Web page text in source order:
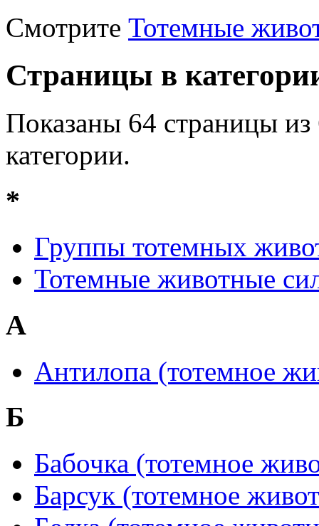
Смотрите Тотемные
Страницы в
Показаны 64 страницы
категории.
*
Группы тотемных
Тотемные животные
А
Антилопа (тотемное
Б
Бабочка (тотемное
Барсук (тотемное